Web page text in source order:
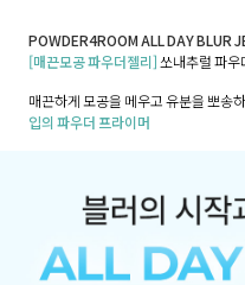
POWDER4ROOM ALL DAY BLUR
[매끈모공 파우더젤리] 쏘내추럴 파우
매끈하게 모공을 메우고 유분을 뽀송
입의 파우더 프라이머